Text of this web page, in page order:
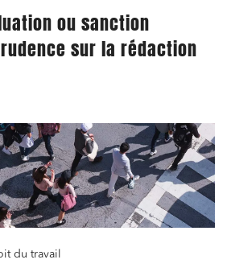
ou sanction
sur la rédaction
du travail